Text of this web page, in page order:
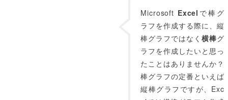
Microsoft Excel で棒グ
ラフを作成する際に、縦
棒グラフではなく横棒グ
ラフを作成したいと思っ
たことはありませんか？
棒グラフの定番といえば
縦棒グラフですが、Exc